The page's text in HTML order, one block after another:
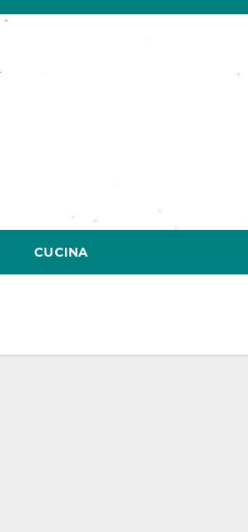
CUCINA